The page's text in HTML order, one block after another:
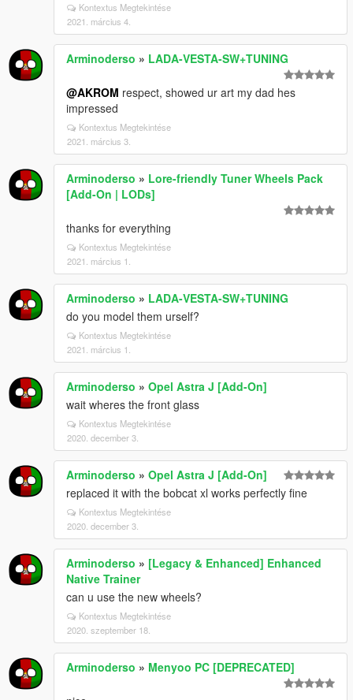
Kontextus Megtekintése
2021. március 4.
Arminoderso » LADA-VESTA-SW+TUNING
@AKROM respect, showed ur art my dad hes
impressed
Kontextus Megtekintése
2021. március 3.
Arminoderso » Lore-friendly Tuner Wheels Pack
[Add-On | LODs]
thanks for everything
Kontextus Megtekintése
2021. március 1.
Arminoderso » LADA-VESTA-SW+TUNING
do you model them urself?
Kontextus Megtekintése
2021. március 1.
Arminoderso » Opel Astra J [Add-On]
wait wheres the front glass
Kontextus Megtekintése
2020. december 3.
Arminoderso » Opel Astra J [Add-On]
replaced it with the bobcat xl works perfectly fine
Kontextus Megtekintése
2020. december 3.
Arminoderso » [Legacy & Enhanced] Enhanced
Native Trainer
can u use the new wheels?
Kontextus Megtekintése
2020. szeptember 18.
Arminoderso » Menyoo PC [DEPRECATED]